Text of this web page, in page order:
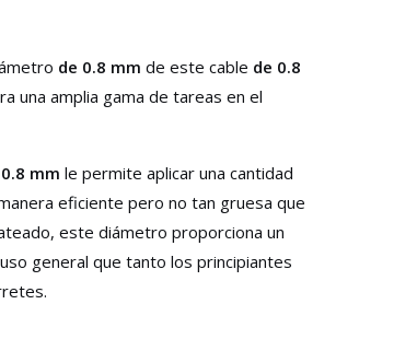
de 0.8 mm de este cable de 0.8
una amplia gama de tareas en el
0.8 mm le permite aplicar una cantidad
eficiente pero no tan gruesa que
este diámetro proporciona un
general que tanto los principiantes